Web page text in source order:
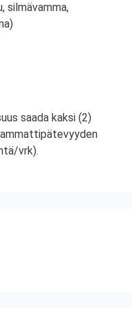
silmävamma,
saada kaksi (2)
vrk).